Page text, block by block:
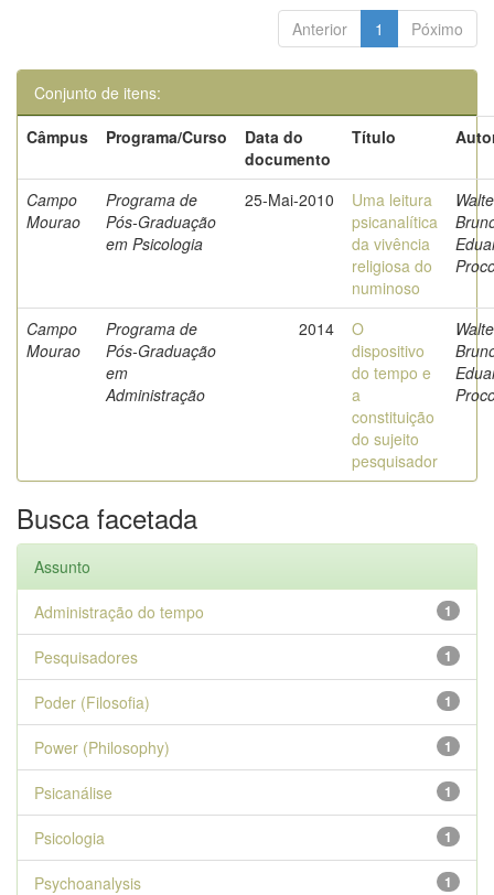
Anterior 1 Póximo
Conjunto de itens:
Câmpus
Programa/Curso
Data do
documento
Título
Campo
Mourao
Programa de
Pós-Graduação
em Psicologia
25-Mai-2010
Uma leitura
psicanalítica
da vivência
religiosa do
numinoso
Campo
Mourao
Programa de
Pós-Graduação
em
Administração
2014
O
dispositivo
do tempo e
a
constituição
do sujeito
pesquisador
Busca facetada
Assunto
1
Administração do tempo
1
Pesquisadores
1
Poder (Filosofia)
1
Power (Philosophy)
1
Psicanálise
1
Psicologia
1
Psychoanalysis